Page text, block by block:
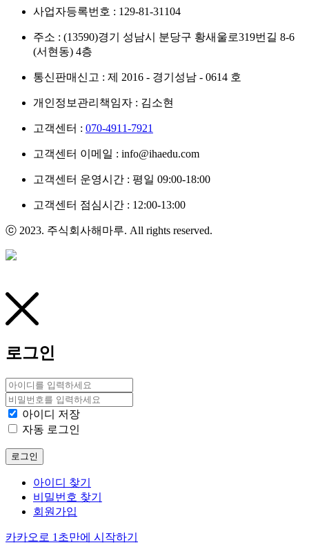
사업자등록번호 : 129-81-31104
주소 : (13590)경기 성남시 분당구 황새울로319번길 8-6
(서현동) 4층
통신판매신고 : 제 2016 - 경기성남 - 0614 호
개인정보관리책임자 : 김소현
고객센터 : 070-4911-7921
고객센터 이메일 : info@ihaedu.com
고객센터 운영시간 : 평일 09:00-18:00
고객센터 점심시간 : 12:00-13:00
ⓒ 2023. 주식회사해마루. All rights reserved.
로그인
아이디 저장
자동 로그인
로그인
아이디 찾기
비밀번호 찾기
회원가입
카카오로 1초만에 시작하기